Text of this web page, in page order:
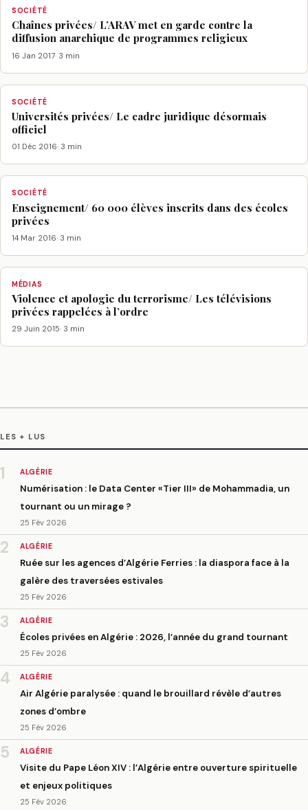
SOCIÉTÉ
Chaînes privées/ L’ARAV met en garde contre la
diffusion anarchique de programmes religieux
16 Jan 2017· 3 min
SOCIÉTÉ
Universités privées/ Le cadre juridique désormais
officiel
01 Déc 2016· 3 min
SOCIÉTÉ
Enseignement/ 60 000 élèves inscrits dans des écoles
privées
14 Mar 2016· 3 min
MÉDIAS
Violence et apologie du terrorisme/ Les télévisions
privées rappelées à l’ordre
29 Juin 2015· 3 min
LES + LUS
1 ALGÉRIE
Numérisation : le Data Center «Tier III» de Mohammadia, un
tournant ou un mirage ?
25 Fév 2026
2 ALGÉRIE
Ruée sur les agences d’Algérie Ferries : la diaspora face à la
galère des traversées estivales
25 Fév 2026
3 ALGÉRIE
Écoles privées en Algérie : 2026, l’année du grand tournant
25 Fév 2026
4 ALGÉRIE
Air Algérie paralysée : quand le brouillard révèle d’autres
zones d’ombre
25 Fév 2026
5 ALGÉRIE
Visite du Pape Léon XIV : l’Algérie entre ouverture spirituelle
et enjeux politiques
25 Fév 2026